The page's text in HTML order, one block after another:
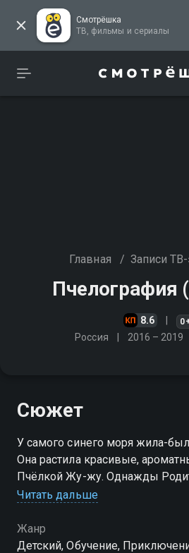
Смотрёшка
ТВ, фильмы и сериалы
Главная / Записи
Пчелография
8.6
Россия 2016 – 2019
Сюжет
У самого синего моря жила-
Она растила красивые,
Пчёлкой Жу-жу. Однажды
резиновый глобус, чтобы
Посмотреть онлайн 1 сезон
вы можете совершенно
Читать дальше
Жанр
Детский, Обучение,